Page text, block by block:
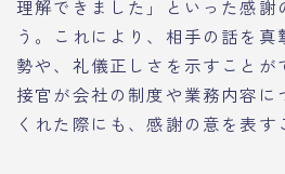
理解できました」といった感謝
う。これにより、相手の話を
勢や、礼儀正しさを示すことが
接官が会社の制度や業務内容に
くれた際にも、感謝の意を表す